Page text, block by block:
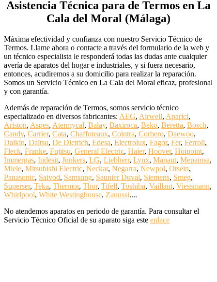
Asistencia Técnica para de Termos en La
Cala del Moral (Málaga)
Máxima efectividad y confianza con nuestro Servicio Técnico de
Termos. Llame ahora o contacte a través del formulario de la web y
un técnico especialista le responderá todas las dudas ante cualquier
avería de aparatos del hogar e industriales, y si fuera necesario,
entonces, acudiremos a su domicilio para realizar la reparación.
Somos un Servicio Técnico en La Cala del Moral eficaz, profesional
y con garantía.
Además de reparación de Termos, somos servicio técnico
especializado en diversos fabricantes: AEG, Airwell, Aparici,
Ariston, Aspes, Atermycal, Balay, Baxiroca, Beko, Beretta, Bosch,
Candy, Carrier, Cata, Chaffoteaux, Cointra, Corbero, Daewoo,
Daikin, Daitsu, De Dietrich, Edesa, Electrolux, Fagor, Fer, Ferroli,
Fleck, Franke, Fujitsu, General Electric, Haier, Hoover, Hotpoint,
Immergas, Indesit, Junkers, LG, Liebherr, Lynx, Manaut, Mepamsa,
Miele, Mitsubishi Electric, Neckar, Negarra, Newpol, Otsein,
Panasonic, Saivod, Samsung, Saunier Duval, Siemens, Smeg,
Superser, Teka, Thermor, Thor, Tifell, Toshiba, Vaillant, Viessmann,
Whirlpool, White Westinghouse, Zanussi....
No atendemos aparatos en periodo de garantía. Para consultar el
Servicio Técnico Oficial de su aparato siga este enlace